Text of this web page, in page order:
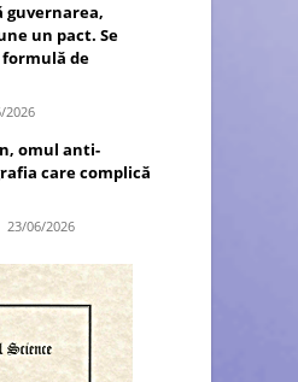
guvernarea,
un pact. Se
formulă de
2026
omul anti-
care complică
23/06/2026